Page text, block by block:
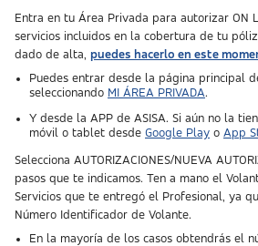
Entra en tu Área Privada para autorizar ON
servicios incluidos en la cobertura de tu
dado de alta, puedes hacerlo en este
Puedes entrar desde la página principal
seleccionando MI ÁREA PRIVADA.
Y desde la APP de ASISA. Si aún no la
móvil o tablet desde Google Play o App
Selecciona AUTORIZACIONES/NUEVA
pasos que te indicamos. Ten a mano el
Servicios que te entregó el Profesional, ya
Número Identificador de Volante.
En la mayoría de los casos obtendrás el